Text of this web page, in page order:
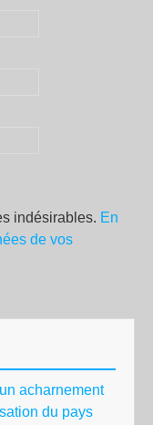
indésirables. En
de vos
acharnement
du pays